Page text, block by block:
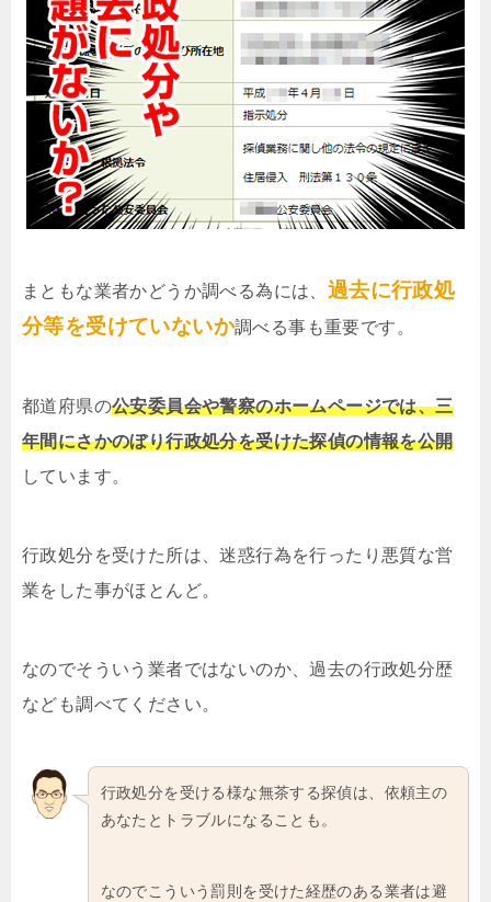
まともな業者かどうか調べる為には、 過去に行政処
分等を受けていないか調べる事も重要です。
都道府県の公安委員会や警察のホームページでは、三
年間にさかのぼり行政処分を受けた探偵の情報を公開
しています。
行政処分を受けた所は、迷惑行為を行ったり悪質な営
業をした事がほとんど。
なのでそういう業者ではないのか、過去の行政処分歴
なども調べてください。
行政処分を受ける様な無茶する探偵は、依頼主の
あなたとトラブルになることも。
なのでこういう罰則を受けた経歴のある業者は避